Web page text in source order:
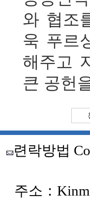
와 협조
욱 푸르
해주고
큰 공헌
련락방법
주소：